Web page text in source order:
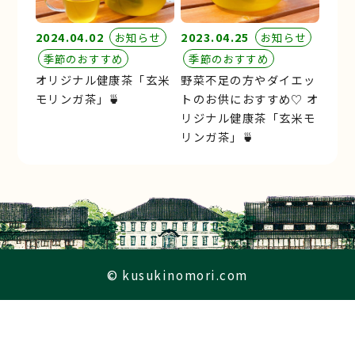
2024.04.02
お知らせ
季節のおすすめ
オリジナル健康茶「玄米
モリンガ茶」🍵
2023.04.25
お知らせ
季節のおすすめ
野菜不足の方やダイエッ
トのお供におすすめ♡ オ
リジナル健康茶「玄米モ
リンガ茶」🍵
© kusukinomori.com